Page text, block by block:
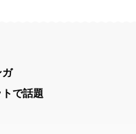
ガ
で話題